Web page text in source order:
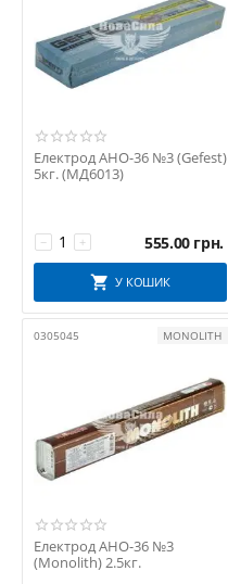
Електрод АНО-36 №3 (Gefest)
5кг. (МД6013)
+
− 555.00 грн.
У КОШИК
0305045 MONOLITH
Електрод АНО-36 №3
(Monolith) 2.5кг.